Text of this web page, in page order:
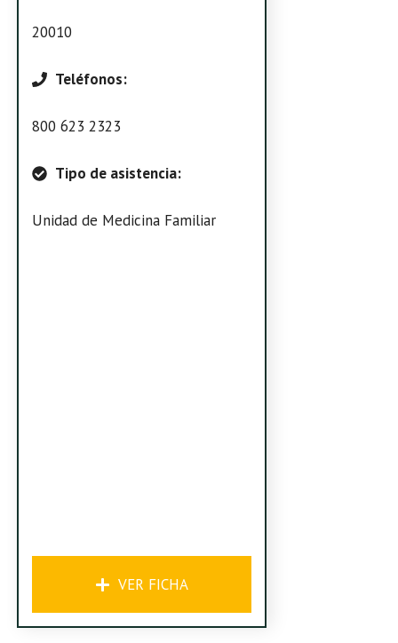
20010
Teléfonos:
800 623 2323
Tipo de asistencia:
Unidad de Medicina Familiar
VER FICHA